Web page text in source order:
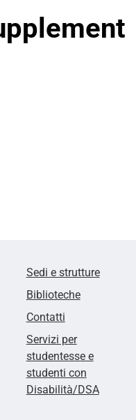
Sedi e strutture
Biblioteche
Contatti
Servizi per
studentesse e
studenti con
Disabilità/DSA